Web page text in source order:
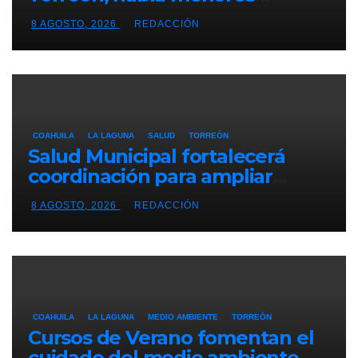
alcoholizados durante
inspección
8 AGOSTO, 2026 REDACCIÓN
COAHUILA LA LAGUNA SALUD TORREÓN
Salud Municipal fortalecerá
coordinación para ampliar
programas en Torreón
8 AGOSTO, 2026 REDACCIÓN
COAHUILA LA LAGUNA MEDIO AMBIENTE TORREÓN
Cursos de Verano fomentan el